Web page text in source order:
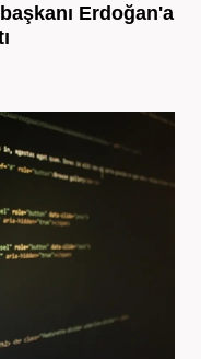
Erdoğan'a